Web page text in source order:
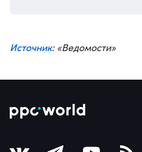
Источник: «Ведомости»